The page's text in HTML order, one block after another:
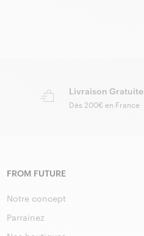
Livraison Gratuite
Dès 200€ en France
FROM FUTURE
Notre concept
Parrainez